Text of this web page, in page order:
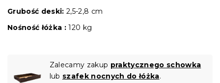
Grubość deski: 2,5-2,8 cm
Nośność łóżka : 120 kg
Zalecamy zakup praktycznego schowka
lub szafek nocnych do łóżka.